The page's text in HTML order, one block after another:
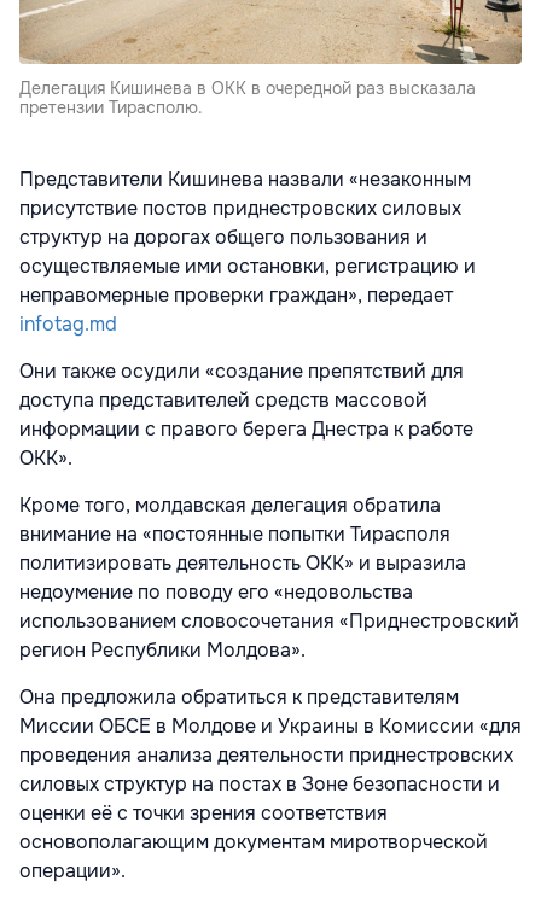
Делегация Кишинева в ОКК в очередной раз высказала
претензии Тирасполю.
Представители Кишинева назвали «незаконным
присутствие постов приднестровских силовых
структур на дорогах общего пользования и
осуществляемые ими остановки, регистрацию и
неправомерные проверки граждан», передает
infotag.md
Они также осудили «создание препятствий для
доступа представителей средств массовой
информации с правого берега Днестра к работе
ОКК».
Кроме того, молдавская делегация обратила
внимание на «постоянные попытки Тирасполя
политизировать деятельность ОКК» и выразила
недоумение по поводу его «недовольства
использованием словосочетания «Приднестровский
регион Республики Молдова».
Она предложила обратиться к представителям
Миссии ОБСЕ в Молдове и Украины в Комиссии «для
проведения анализа деятельности приднестровских
силовых структур на постах в Зоне безопасности и
оценки её с точки зрения соответствия
основополагающим документам миротворческой
операции».